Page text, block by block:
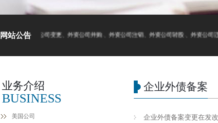
网站公告
注册、外资公司变更、外资公司并购、外资公司注销、外资公司转股、外资公司迁
业务介绍
BUSINESS
美国公司
企业外债备案
企业外债备案变更在发